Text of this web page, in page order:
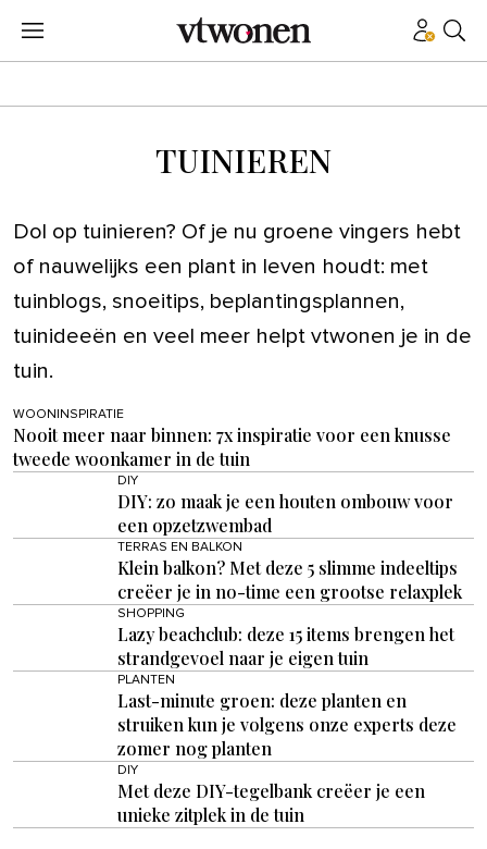
TUINIEREN
Dol op tuinieren? Of je nu groene vingers hebt
of nauwelijks een plant in leven houdt: met
tuinblogs, snoeitips, beplantingsplannen,
tuinideeën en veel meer helpt vtwonen je in de
tuin.
WOONINSPIRATIE
Nooit meer naar binnen: 7x inspiratie voor een knusse
tweede woonkamer in de tuin
DIY
DIY: zo maak je een houten ombouw voor
een opzetzwembad
TERRAS EN BALKON
Klein balkon? Met deze 5 slimme indeeltips
creëer je in no-time een grootse relaxplek
SHOPPING
Lazy beachclub: deze 15 items brengen het
strandgevoel naar je eigen tuin
PLANTEN
Last-minute groen: deze planten en
struiken kun je volgens onze experts deze
zomer nog planten
DIY
Met deze DIY-tegelbank creëer je een
unieke zitplek in de tuin